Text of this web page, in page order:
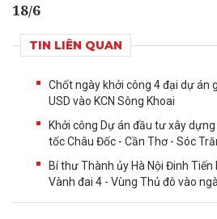
18/6
TIN LIÊN QUAN
Chốt ngày khởi công 4 đại dự án
USD vào KCN Sông Khoai
Khởi công Dự án đầu tư xây
tốc Châu Đốc - Cần Thơ - Sóc
Bí thư Thành ủy Hà Nội Đinh
Vành đai 4 - Vùng Thủ đô vào